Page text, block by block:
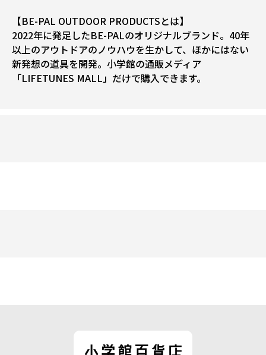
【BE-PAL OUTDOOR PRODUCTSとは】
2022年に発足したBE-PALのオリジナルブランド。40年
以上のアウトドアのノウハウを生かして、ほかにはない
新発想の道具を開発。小学館の通販メディア
「LIFETUNES MALL」だけで購入できます。